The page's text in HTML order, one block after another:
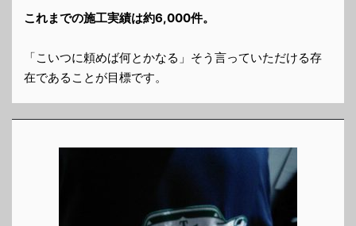
これまでの施工実績は約6,000件。
「こいつに頼めば何とかなる」そう言っていただける存
在であることが目標です。